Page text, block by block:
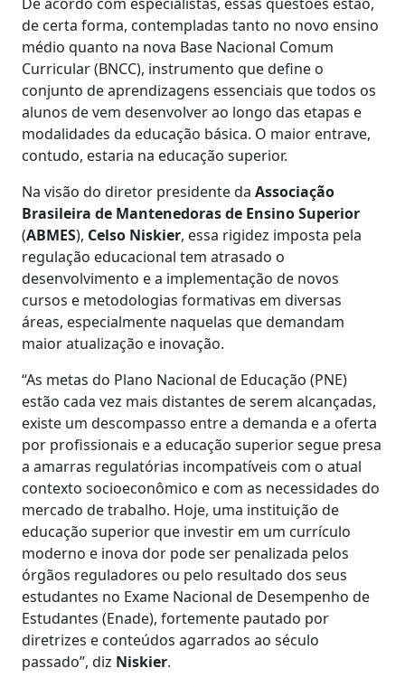
De acordo com especialistas, essas questões estão,
de certa forma, contempladas tanto no novo ensino
médio quanto na nova Base Nacional Comum
Curricular (BNCC), instrumento que define o
conjunto de aprendizagens essenciais que todos os
alunos de vem desenvolver ao longo das etapas e
modalidades da educação básica. O maior entrave,
contudo, estaria na educação superior.
Na visão do diretor presidente da Associação
Brasileira de Mantenedoras de Ensino Superior
(ABMES), Celso Niskier, essa rigidez imposta pela
regulação educacional tem atrasado o
desenvolvimento e a implementação de novos
cursos e metodologias formativas em diversas
áreas, especialmente naquelas que demandam
maior atualização e inovação.
“As metas do Plano Nacional de Educação (PNE)
estão cada vez mais distantes de serem alcançadas,
existe um descompasso entre a demanda e a oferta
por profissionais e a educação superior segue presa
a amarras regulatórias incompatíveis com o atual
contexto socioeconômico e com as necessidades do
mercado de trabalho. Hoje, uma instituição de
educação superior que investir em um currículo
moderno e inova dor pode ser penalizada pelos
órgãos reguladores ou pelo resultado dos seus
estudantes no Exame Nacional de Desempenho de
Estudantes (Enade), fortemente pautado por
diretrizes e conteúdos agarrados ao século
passado”, diz Niskier.